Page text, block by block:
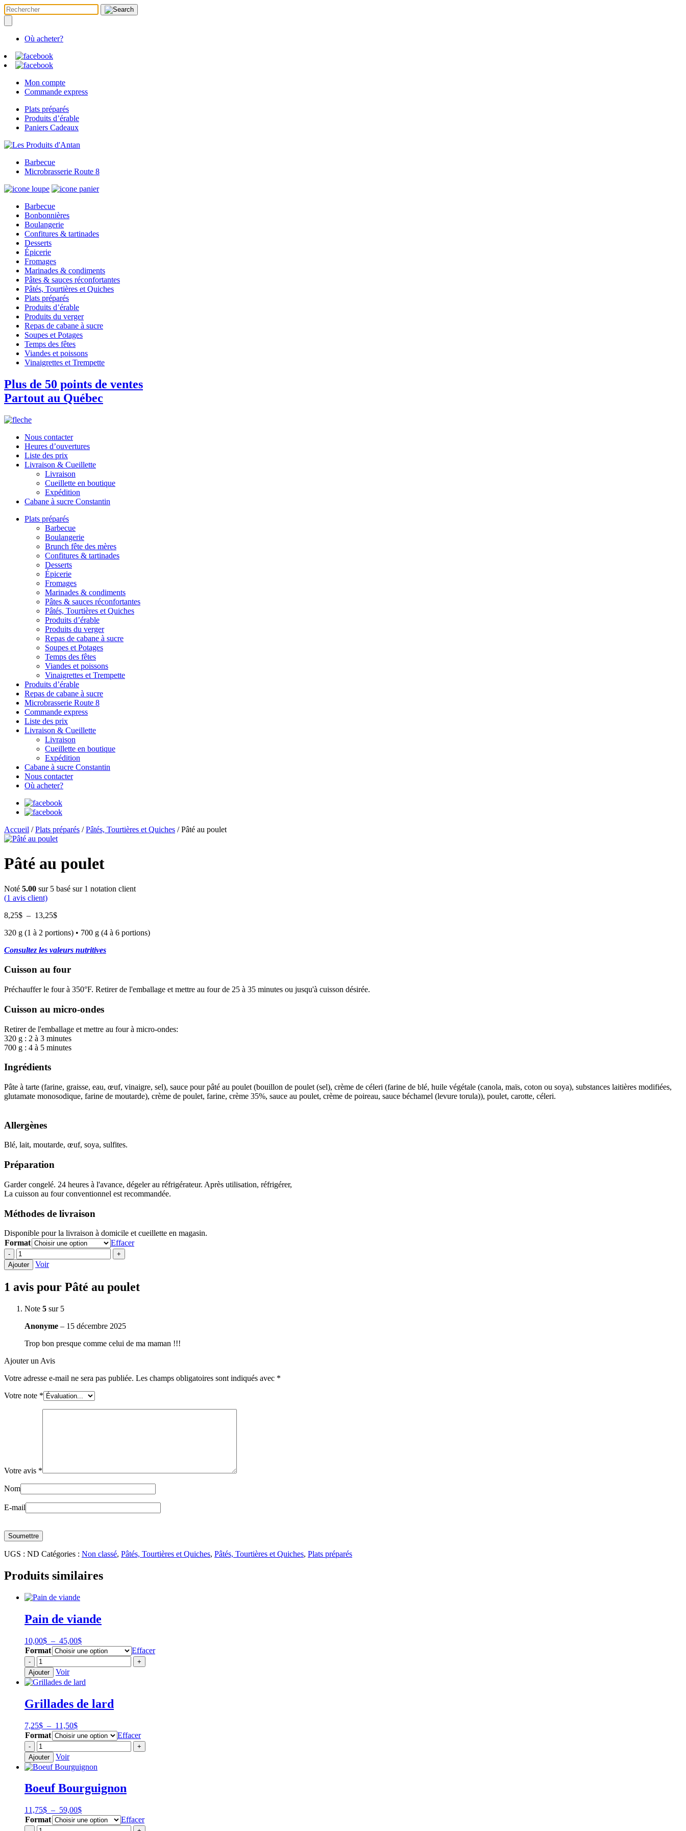
Où acheter?
Mon compte
Commande express
Plats préparés
Produits d’érable
Paniers Cadeaux
Barbecue
Microbrasserie Route 8
Barbecue
Bonbonnières
Boulangerie
Confitures & tartinades
Desserts
Épicerie
Fromages
Marinades & condiments
Pâtes & sauces réconfortantes
Pâtés, Tourtières et Quiches
Plats préparés
Produits d’érable
Produits du verger
Repas de cabane à sucre
Soupes et Potages
Temps des fêtes
Viandes et poissons
Vinaigrettes et Trempette
Plus de 50 points de ventes
Partout au Québec
Nous contacter
Heures d’ouvertures
Liste des prix
Livraison & Cueillette
Livraison
Cueillette en boutique
Expédition
Cabane à sucre Constantin
Plats préparés
Barbecue
Boulangerie
Brunch fête des mères
Confitures & tartinades
Desserts
Épicerie
Fromages
Marinades & condiments
Pâtes & sauces réconfortantes
Pâtés, Tourtières et Quiches
Produits d’érable
Produits du verger
Repas de cabane à sucre
Soupes et Potages
Temps des fêtes
Viandes et poissons
Vinaigrettes et Trempette
Produits d’érable
Repas de cabane à sucre
Microbrasserie Route 8
Commande express
Liste des prix
Livraison & Cueillette
Livraison
Cueillette en boutique
Expédition
Cabane à sucre Constantin
Nous contacter
Où acheter?
Accueil /Plats préparés /Pâtés, Tourtières et Quiches / Pâté au poulet
Pâté au poulet
Noté 5.00 sur 5 basé sur 1 notation client
(1 avis client)
8,25$ – 13,25$Plage
prix :
à
320 g (1 à 2 portions) • 700 g (4 à 6 portions)
Consultez les valeurs nutritives
Cuisson au four
Préchauffer le four à 350°F. Retirer de l'emballage et mettre au four de 25 à 35 minutes ou jusqu'à cuisson désirée.
Cuisson au micro-ondes
Retirer de l'emballage et mettre au four à micro-ondes:
320 g : 2 à 3 minutes
700 g : 4 à 5 minutes
Ingrédients
Pâte à tarte (farine, graisse, eau, œuf, vinaigre, sel), sauce pour pâté au poulet (bouillon de poulet (sel), crème de céleri (farine de blé, huile végétale (canola, maïs, coton ou soya), substances laitières modifiées,
glutamate monosodique, farine de moutarde), crème de poulet, farine, crème 35%, sauce au poulet, crème de poireau, sauce béchamel (levure torula)), poulet, carotte, céleri.
Allergènes
Blé, lait, moutarde, œuf, soya, sulfites.
Préparation
Garder congelé. 24 heures à l'avance, dégeler au réfrigérateur. Après utilisation, réfrigérer,
La cuisson au four conventionnel est recommandée.
Méthodes de livraison
Disponible pour la livraison à domicile et cueillette en magasin.
Format
Effacer
-
quantité
de
Pâté
poulet
+
Ajouter
Voir
1 avis pour Pâté au poulet
Note 5 sur 5
Anonyme – 15 décembre 2025
Trop bon presque comme celui de ma maman !!!
Ajouter un Avis
Votre adresse e-mail ne sera pas publiée. Les champs obligatoires sont indiqués avec *
Votre note *
Votre avis *
Nom
E-mail
UGS : ND Catégories : Non classé, Pâtés, Tourtières et Quiches, Pâtés, Tourtières et Quiches, Plats préparés
Produits similaires
Pain de viande
10,00$ – 45,00$Plage
de
prix :
10,00$
45,00$
Format Effacer
-
quantité
de
Pain
de
+
Ajouter
Voir
Grillades de lard
7,25$ – 11,50$Plage
de
prix :
7,25$
11,50$
Format Effacer
-
quantité
de
Grillades
de
+
Ajouter
Voir
Boeuf Bourguignon
11,75$ – 59,00$Plage
de
prix :
Format Effacer